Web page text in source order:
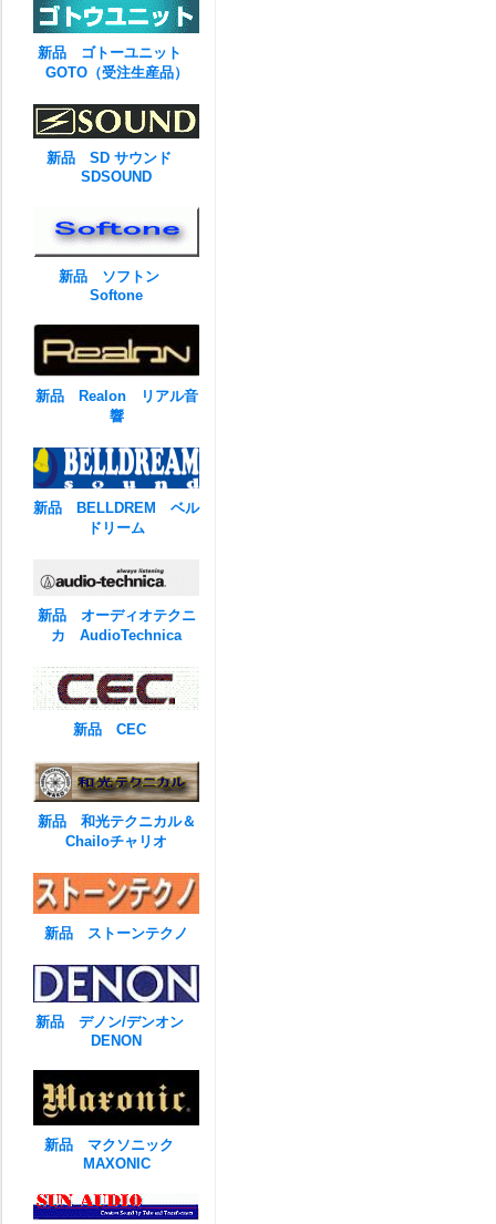
新品 ゴトーユニット
GOTO（受注生産品）
新品 SD サウンド
SDSOUND
新品 ソフトン
Softone
新品 Realon リアル音
響
新品 BELLDREM ベル
ドリーム
新品 オーディオテクニ
カ AudioTechnica
新品 CEC
新品 和光テクニカル＆
Chailoチャリオ
新品 ストーンテクノ
新品 デノン/デンオン
DENON
新品 マクソニック
MAXONIC